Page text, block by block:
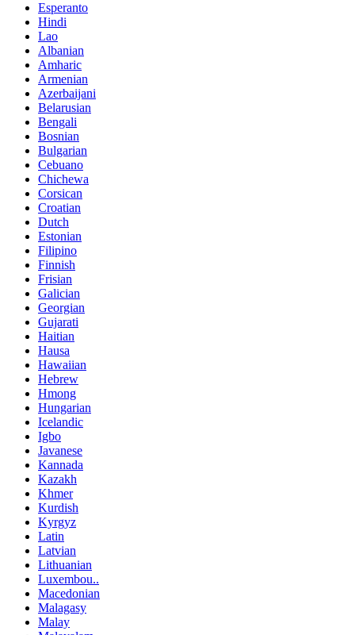
Esperanto
Hindi
Lao
Albanian
Amharic
Armenian
Azerbaijani
Belarusian
Bengali
Bosnian
Bulgarian
Cebuano
Chichewa
Corsican
Croatian
Dutch
Estonian
Filipino
Finnish
Frisian
Galician
Georgian
Gujarati
Haitian
Hausa
Hawaiian
Hebrew
Hmong
Hungarian
Icelandic
Igbo
Javanese
Kannada
Kazakh
Khmer
Kurdish
Kyrgyz
Latin
Latvian
Lithuanian
Luxembou..
Macedonian
Malagasy
Malay